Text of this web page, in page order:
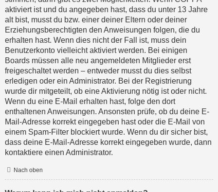
aktiviert ist und du angegeben hast, dass du unter 13 Jahre
alt bist, musst du bzw. einer deiner Eltern oder deiner
Erziehungsberechtigten den Anweisungen folgen, die du
erhalten hast. Wenn dies nicht der Fall ist, muss dein
Benutzerkonto vielleicht aktiviert werden. Bei einigen
Boards müssen alle neu angemeldeten Mitglieder erst
freigeschaltet werden – entweder musst du dies selbst
erledigen oder ein Administrator. Bei der Registrierung
wurde dir mitgeteilt, ob eine Aktivierung nötig ist oder nicht.
Wenn du eine E-Mail erhalten hast, folge den dort
enthaltenen Anweisungen. Ansonsten prüfe, ob du deine E-
Mail-Adresse korrekt eingegeben hast oder die E-Mail von
einem Spam-Filter blockiert wurde. Wenn du dir sicher bist,
dass deine E-Mail-Adresse korrekt eingegeben wurde, dann
kontaktiere einen Administrator.
Nach oben